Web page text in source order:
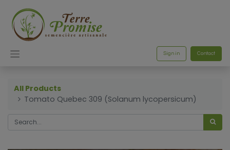
Sign in Contact
All Products
Tomato Quebec 309 (Solanum lycopersicum)